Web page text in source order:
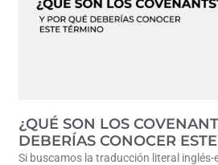
¿QUÉ SON LOS
DEBERÍAS CONOCER
Si buscamos la traducción literal inglés-